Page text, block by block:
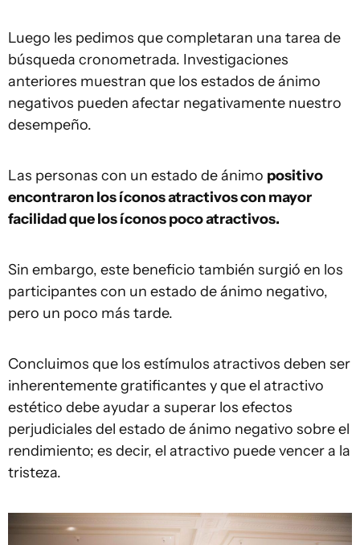
Luego les pedimos que completaran una tarea de
búsqueda cronometrada. Investigaciones
anteriores muestran que los estados de ánimo
negativos pueden afectar negativamente nuestro
desempeño.
Las personas con un estado de ánimo positivo
encontraron los íconos atractivos con mayor
facilidad que los íconos poco atractivos.
Sin embargo, este beneficio también surgió en los
participantes con un estado de ánimo negativo,
pero un poco más tarde.
Concluimos que los estímulos atractivos deben ser
inherentemente gratificantes y que el atractivo
estético debe ayudar a superar los efectos
perjudiciales del estado de ánimo negativo sobre el
rendimiento; es decir, el atractivo puede vencer a la
tristeza.